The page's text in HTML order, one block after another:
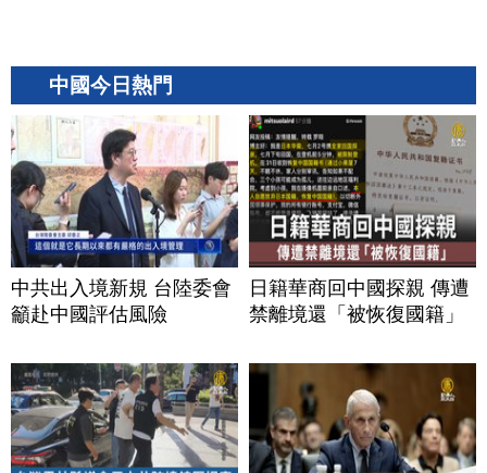
中國今日熱門
中共出入境新規 台陸委會
籲赴中國評估風險
日籍華商回中國探親 傳遭
禁離境還「被恢復國籍」